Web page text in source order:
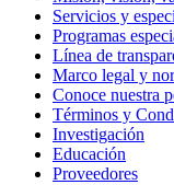
Servicios y
Programas
Línea de
Marco legal y
Conoce nuestra
Términos y
Investigación
Educación
Proveedores